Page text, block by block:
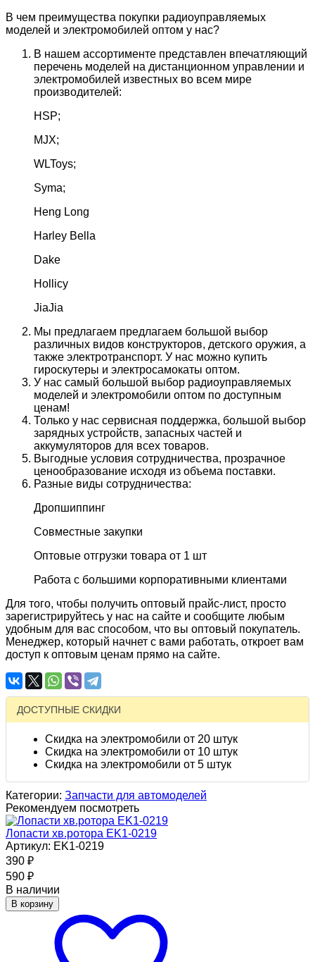
В чем преимущества покупки радиоуправляемых
моделей и электромобилей оптом у нас?
В нашем ассортименте представлен впечатляющий
перечень моделей на дистанционном управлении и
электромобилей известных во всем мире
производителей:
HSP;
MJX;
WLToys;
Syma;
Heng Long
Harley Bella
Dake
Hollicy
JiaJia
Мы предлагаем предлагаем большой выбор
различных видов конструкторов, детского оружия, а
также электротранспорт. У нас можно купить
гироскутеры и электросамокаты оптом.
У нас самый большой выбор радиоуправляемых
моделей и электромобили оптом по доступным
ценам!
Только у нас сервисная поддержка, большой выбор
зарядных устройств, запасных частей и
аккумуляторов для всех товаров.
Выгодные условия сотрудничества, прозрачное
ценообразование исходя из объема поставки.
Разные виды сотрудничества:
Дропшиппинг
Совместные закупки
Оптовые отгрузки товара от 1 шт
Работа с большими корпоративными клиентами
Для того, чтобы получить оптовый прайс-лист, просто
зарегистрируйтесь у нас на сайте и сообщите любым
удобным для вас способом, что вы оптовый покупатель.
Менеджер, который начнет с вами работать, откроет вам
доступ к оптовым ценам прямо на сайте.
ДОСТУПНЫЕ СКИДКИ
Скидка на электромобили от 20 штук
Скидка на электромобили от 10 штук
Скидка на электромобили от 5 штук
Категории: Запчасти для автомоделей
Рекомендуем посмотреть
Лопасти хв.ротора EK1-0219
Артикул: EK1-0219
390 ₽
590 ₽
В наличии
В корзину